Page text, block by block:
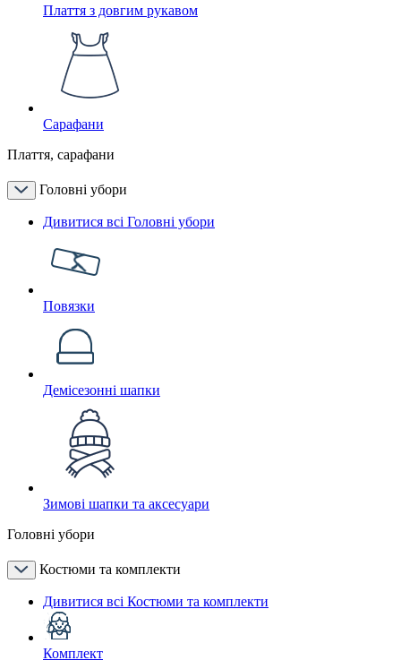
Плаття з довгим рукавом
Сарафани
Плаття, сарафани
Головні убори
Дивитися всі Головні убори
Повязки
Демісезонні шапки
Зимові шапки та аксесуари
Головні убори
Костюми та комплекти
Дивитися всі Костюми та комплекти
Комплект